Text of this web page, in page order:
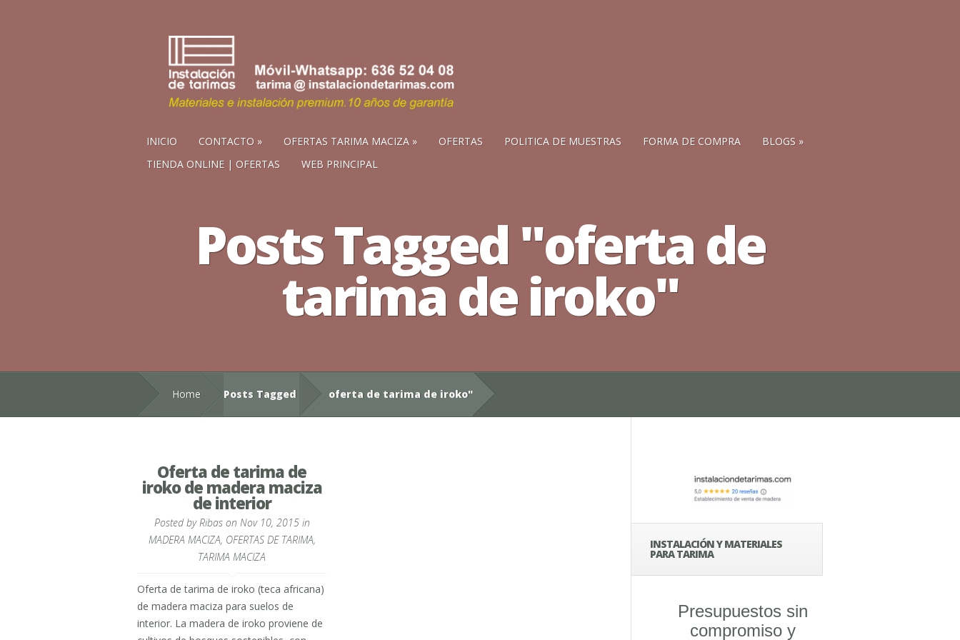
INICIO CONTACTO OFERTAS TARIMA MACIZA OFERTAS POLITICA DE MUESTRAS FORMA DE COMPRA
BLOGS
TIENDA ONLINE | OFERTAS
WEB PRINCIPAL
Posts Tagged "oferta de
tarima de iroko"
Home Posts Tagged oferta de tarima de iroko"
Oferta de tarima de
iroko de madera maciza
de interior
Posted byRibason Nov 10, 2015 in
MADERA MACIZA, OFERTAS DE TARIMA,
TARIMA MACIZA
Oferta de tarima de iroko (teca africana)
de madera maciza para suelos de
interior. La madera de iroko proviene de
INSTALACIÓN Y MATERIALES
PARA TARIMA
Presupuestos sin
compromiso y